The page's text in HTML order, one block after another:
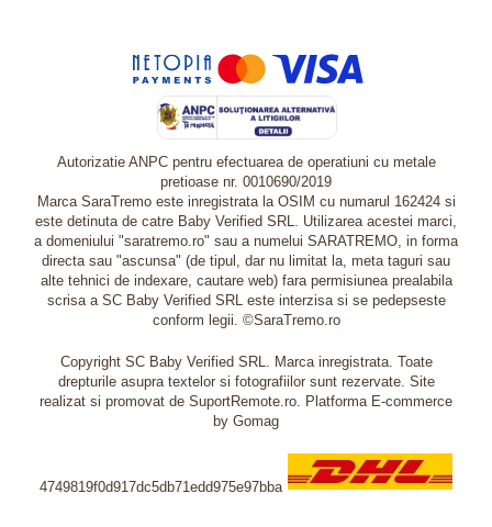
Autorizatie ANPC pentru efectuarea de operatiuni cu metale
pretioase nr. 0010690/2019
Marca SaraTremo este inregistrata la OSIM cu numarul 162424 si
este detinuta de catre Baby Verified SRL. Utilizarea acestei marci,
a domeniului "saratremo.ro" sau a numelui SARATREMO, in forma
directa sau "ascunsa" (de tipul, dar nu limitat la, meta taguri sau
alte tehnici de indexare, cautare web) fara permisiunea prealabila
scrisa a SC Baby Verified SRL este interzisa si se pedepseste
conform legii. ©SaraTremo.ro
Copyright SC Baby Verified SRL. Marca inregistrata. Toate
drepturile asupra textelor si fotografiilor sunt rezervate. Site
realizat si promovat de SuportRemote.ro. Platforma E-commerce
by Gomag
4749819f0d917dc5db71edd975e97bba